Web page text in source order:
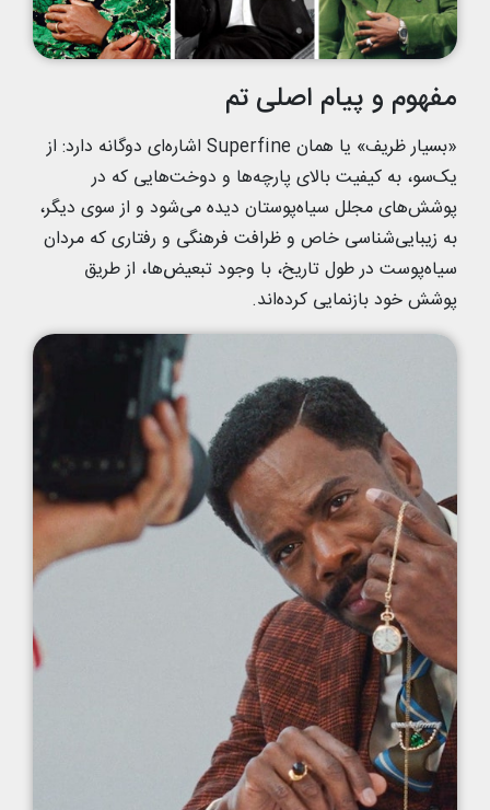
مفهوم و پیام اصلی تم
«بسیار ظریف» یا همان Superfine اشاره‌ای دوگانه دارد: از
یک‌سو، به کیفیت بالای پارچه‌ها و دوخت‌هایی که در
پوشش‌های مجلل سیاه‌پوستان دیده می‌شود و از سوی دیگر،
به زیبایی‌شناسی خاص و ظرافت فرهنگی و رفتاری‌ که مردان
سیاه‌پوست در طول تاریخ، با وجود تبعیض‌ها، از طریق
پوشش خود بازنمایی کرده‌اند.